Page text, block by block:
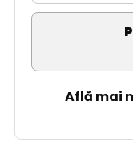
Află mai